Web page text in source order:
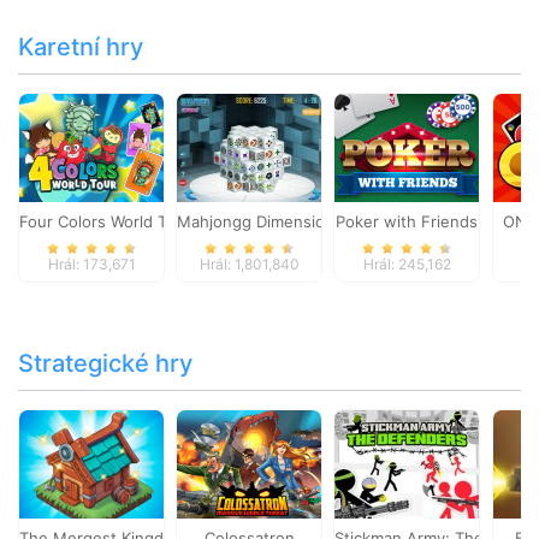
Karetní hry
Four Colors World Tour
Hrál: 173,671
Mahjongg Dimensions
Hrál: 1,801,840
Poker with Friends
Hrál: 245,162
Strategické hry